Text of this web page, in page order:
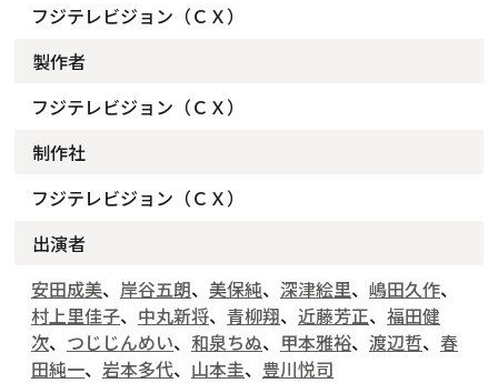
フジテレビジョン（ＣＸ）
製作者
フジテレビジョン（ＣＸ）
制作社
フジテレビジョン（ＣＸ）
出演者
安田成美、 岸谷五朗、 美保純、 深津絵里、 嶋田久作、
村上里佳子、 中丸新将、 青柳翔、 近藤芳正、 福田健
次、 つじじんめい、 和泉ちぬ、 甲本雅裕、 渡辺哲、 春
田純一、 岩本多代、 山本圭、 豊川悦司